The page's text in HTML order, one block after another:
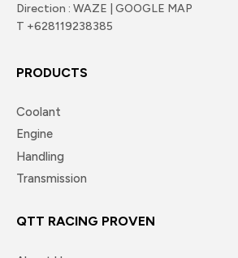
Direction : WAZE | GOOGLE MAP
T +628119238385
PRODUCTS
Coolant
Engine
Handling
Transmission
QTT RACING PROVEN